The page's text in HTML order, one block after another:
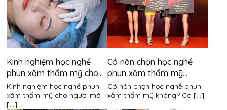
Kinh nghiệm học nghề
phun xăm thẩm mỹ cho
người mới bắt đầu
Kinh nghiệm học nghề phun
xăm thẩm mỹ cho người mới
[...]
Có nên chọn học nghề
phun xăm thẩm mỹ
không?
Có nên chọn học nghề phun
xăm thẩm mỹ không? Có [...]